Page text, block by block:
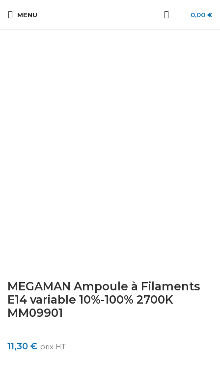
MENU 0,00 €
MEGAMAN Ampoule à Filaments
E14 variable 10%-100% 2700K
MM09901
11,30 € prix HT